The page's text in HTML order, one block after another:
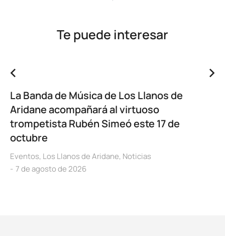
Te puede interesar
La Banda de Música de Los Llanos de
Aridane acompañará al virtuoso
trompetista Rubén Simeó este 17 de
octubre
Eventos, Los Llanos de Aridane, Noticias
7 de agosto de 2026